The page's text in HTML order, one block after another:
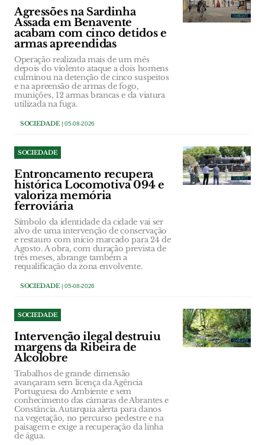
Agressões na Sardinha
Assada em Benavente
acabam com cinco detidos e
armas apreendidas
Operação realizada mais de um mês
depois do violento ataque a dois homens
culminou na detenção de cinco suspeitos
e na apreensão de armas de fogo,
munições, 12 armas brancas e da viatura
utilizada na fuga.
SOCIEDADE| 05-08-2026
SOCIEDADE
Entroncamento recupera
histórica Locomotiva 094 e
valoriza memória
ferroviária
Símbolo da identidade da cidade vai ser
alvo de uma intervenção de conservação
e restauro com início marcado para 24 de
Agosto. A obra, com duração prevista de
três meses, abrange também a
requalificação da zona envolvente.
SOCIEDADE| 05-08-2026
SOCIEDADE
Intervenção ilegal destruiu
margens da Ribeira de
Alcolobre
Trabalhos de grande dimensão
avançaram sem licença da Agência
Portuguesa do Ambiente e sem
conhecimento das câmaras de Abrantes e
Constância. Autarquia alerta para danos
na vegetação, no percurso pedestre e na
paisagem e exige a recuperação da linha
de água.